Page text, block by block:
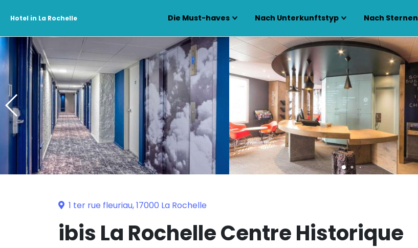
Hotel in La Rochelle Die Must-haves Nach Unterkunftstyp Nach Sternen
1 ter rue fleuriau, 17000 La Rochelle
ibis La Rochelle Centre Historique